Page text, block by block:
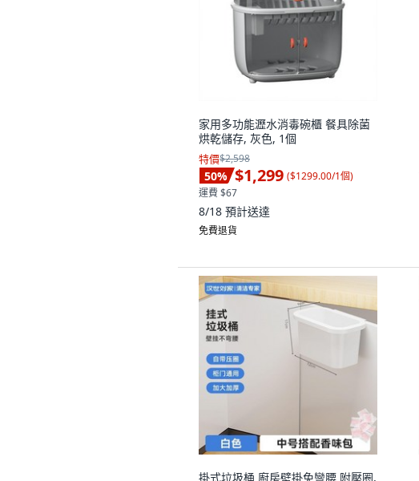
家用多功能瀝水消毒碗櫃 餐具除菌
烘乾儲存, 灰色, 1個
特價$2,598
50% $1,299 ($1299.00/1個)
運費 $67
8/18 預計送達
免費退貨
掛式垃圾桶 廚房壁掛免彎腰 附壓圈,